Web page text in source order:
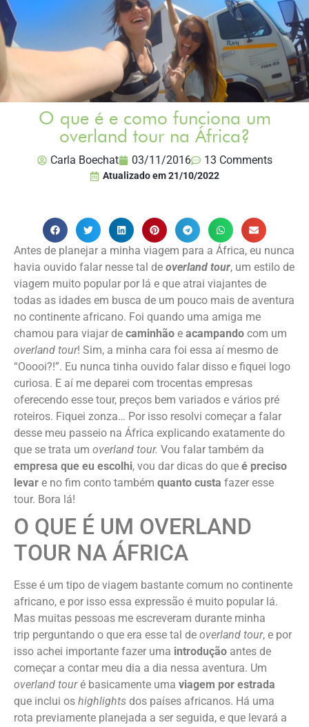
O que é e como funciona um
overland tour na África?
Carla Boechat 03/11/2016 13 Comments
Atualizado em21/10/2022
Antes de planejar a minha viagem para a África, eu nunca
havia ouvido falar nesse tal de overland tour, um estilo de
viagem muito popular por lá e que atrai viajantes de
todas as idades em busca de um pouco mais de aventura
no continente africano. Foi quando uma amiga me
chamou para viajar de caminhão e acampando com um
overland tour! Sim, a minha cara foi essa aí mesmo de
“Ooooi?!”. Eu nunca tinha ouvido falar disso e fiquei logo
curiosa. E aí me deparei com trocentas empresas
oferecendo esse tour, preços bem variados e vários pré
roteiros. Fiquei zonza… Por isso resolvi começar a falar
desse meu passeio na África explicando exatamente do
que se trata um overland tour. Vou falar também da
empresa que eu escolhi, vou dar dicas do que é preciso
levar e no fim conto também quanto custa fazer esse
tour. Bora lá!
O QUE É UM OVERLAND
TOUR NA ÁFRICA
Esse é um tipo de viagem bastante comum no continente
africano, e por isso essa expressão é muito popular lá.
Mas muitas pessoas me escreveram durante minha
trip perguntando o que era esse tal de overland tour, e por
isso achei importante fazer uma introdução antes de
começar a contar meu dia a dia nessa aventura. Um
overland touré basicamente uma viagem por estrada
que inclui os highlights dos países africanos. Há uma
rota previamente planejada a ser seguida, e que levará a